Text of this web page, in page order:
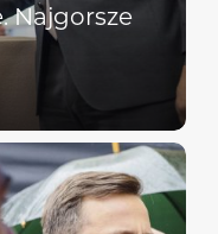
Najgorsze